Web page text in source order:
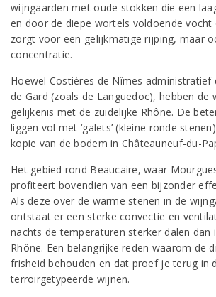
wijngaarden met oude stokken die een
en door de diepe wortels voldoende vocht
zorgt voor een gelijkmatige rijping, maar
concentratie.
Hoewel Costières de Nîmes administratief
de Gard (zoals de Languedoc), hebben de
gelijkenis met de zuidelijke Rhône. De
liggen vol met ‘galets’ (kleine ronde
kopie van de bodem in Châteauneuf-du-
Het gebied rond Beaucaire, waar
profiteert bovendien van een bijzonder
Als deze over de warme stenen in de
ontstaat er een sterke convectie en
nachts de temperaturen sterker dalen dan
Rhône. Een belangrijke reden waarom de
frisheid behouden en dat proef je terug in
terroirgetypeerde wijnen.